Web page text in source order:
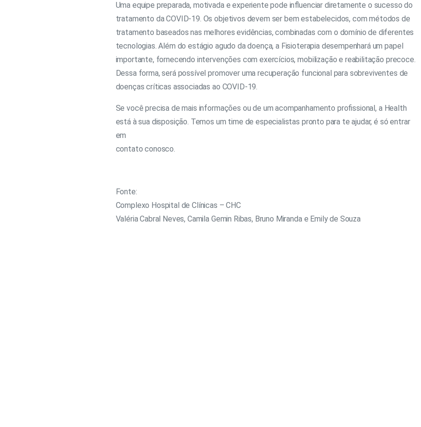
Uma equipe preparada, motivada e experiente pode influenciar diretamente o sucesso do
tratamento da COVID-19. Os objetivos devem ser bem estabelecidos, com métodos de
tratamento baseados nas melhores evidências, combinadas com o domínio de diferentes
tecnologias. Além do estágio agudo da doença, a Fisioterapia desempenhará um papel
importante, fornecendo intervenções com exercícios, mobilização e reabilitação precoce.
Dessa forma, será possível promover uma recuperação funcional para sobreviventes de
doenças críticas associadas ao COVID-19.
Se você precisa de mais informações ou de um acompanhamento profissional, a Health
está à sua disposição. Temos um time de especialistas pronto para te ajudar, é só entrar
em
contato conosco.
Fonte:
Complexo Hospital de Clínicas – CHC
Valéria Cabral Neves, Camila Gemin Ribas, Bruno Miranda e Emily de Souza